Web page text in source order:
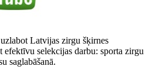
Latvijas zirgu šķirnes
efektīvu selekcijas darbu: sporta zirgu
saglabāšanā.